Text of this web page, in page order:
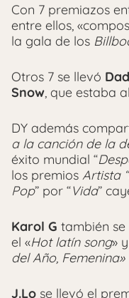
Con 7 premiazos
entre ellos,
la gala de los
Otros 7 se llevó
Snow, que estaba
DY además
a la canción de la
éxito mundial “
los premios Artista
Pop” por “Vida”
Karol G también
el «Hot latín song»
del Año, Femenina»
J.Lo se llevó el